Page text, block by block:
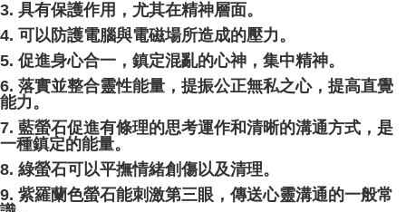
3. 具有保護作用，尤其在精神層面。
4. 可以防護電腦與電磁場所造成的壓力。
5. 促進身心合一，鎮定混亂的心神，集中精神。
6. 落實並整合靈性能量，提振公正無私之心，提高直覺
能力。
7. 藍螢石促進有條理的思考運作和清晰的溝通方式，是
一種鎮定的能量。
8. 綠螢石可以平撫情緒創傷以及清理。
9. 紫羅蘭色螢石能刺激第三眼，傳送心靈溝通的一般常